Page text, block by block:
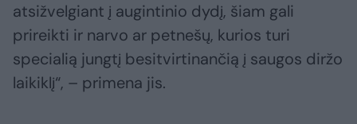
atsižvelgiant į augintinio dydį, šiam gali
prireikti ir narvo ar petnešų, kurios turi
specialią jungtį besitvirtinančią į saugos diržo
laikiklį“, – primena jis.